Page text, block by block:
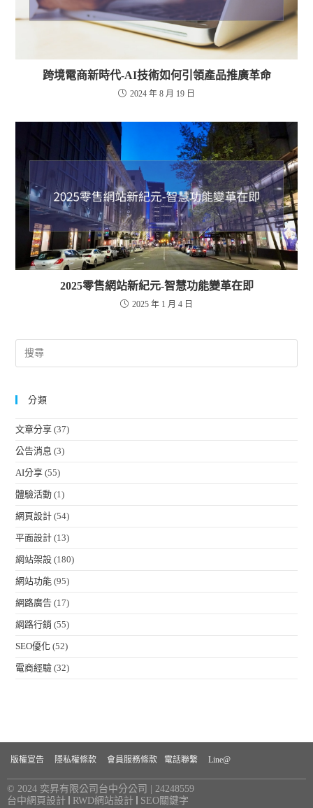
跨境電商新時代-AI技術如何引領產品推廣革命
2024 年 8 月 19 日
2025零售網站新紀元-智慧功能變革在即
2025 年 1 月 4 日
分類
文章分享 (37)
公告消息 (3)
AI分享 (55)
體驗活動 (1)
網頁設計 (54)
平面設計 (13)
網站架設 (180)
網站功能 (95)
網路廣告 (17)
網路行銷 (55)
SEO優化 (52)
電商經驗 (32)
版權宣告 隱私權條款 會員服務條款 電話聯繫 Line@
© 2024 奕昇有限公司台中分公司 | 24248559
台中網頁設計
RWD網站設計 SEO關鍵字